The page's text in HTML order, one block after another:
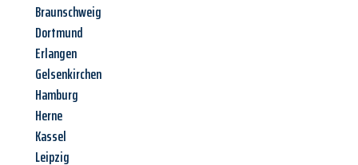
Braunschweig
Dortmund
Erlangen
Gelsenkirchen
Hamburg
Herne
Kassel
Leipzig